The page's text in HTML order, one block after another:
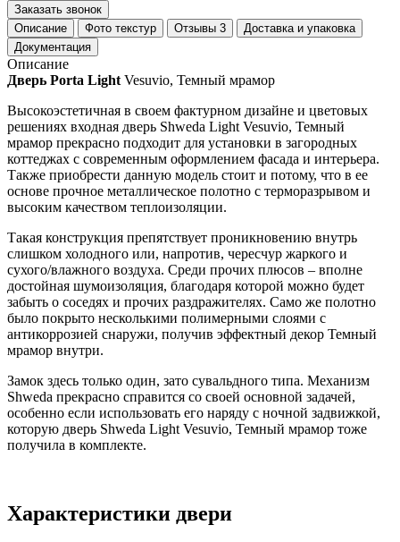
Заказать звонок
Описание
Фото текстур Отзывы 3
Доставка и упаковка
Документация
Описание
Дверь Porta Light Vesuvio, Темный мрамор
Высокоэстетичная в своем фактурном дизайне и цветовых
решениях входная дверь Shweda Light Vesuvio, Темный
мрамор прекрасно подходит для установки в загородных
коттеджах с современным оформлением фасада и интерьера.
Также приобрести данную модель стоит и потому, что в ее
основе прочное металлическое полотно с терморазрывом и
высоким качеством теплоизоляции.
Такая конструкция препятствует проникновению внутрь
слишком холодного или, напротив, чересчур жаркого и
сухого/влажного воздуха. Среди прочих плюсов – вполне
достойная шумоизоляция, благодаря которой можно будет
забыть о соседях и прочих раздражителях. Само же полотно
было покрыто несколькими полимерными слоями с
антикоррозией снаружи, получив эффектный декор Темный
мрамор внутри.
Замок здесь только один, зато сувальдного типа. Механизм
Shweda прекрасно справится со своей основной задачей,
особенно если использовать его наряду с ночной задвижкой,
которую дверь Shweda Light Vesuvio, Темный мрамор тоже
получила в комплекте.
Характеристики двери